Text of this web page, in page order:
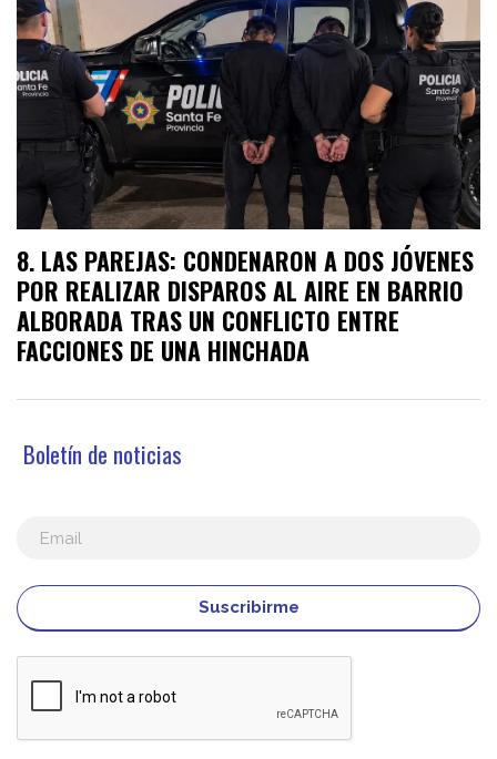
LAS PAREJAS: CONDENARON A DOS JÓVENES
POR REALIZAR DISPAROS AL AIRE EN BARRIO
ALBORADA TRAS UN CONFLICTO ENTRE
FACCIONES DE UNA HINCHADA
Boletín de noticias
Suscribirme